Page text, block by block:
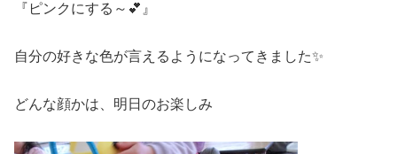
『ピンクにする～💕』
自分の好きな色が言えるようになってきました✨
どんな顔かは、明日のお楽しみ